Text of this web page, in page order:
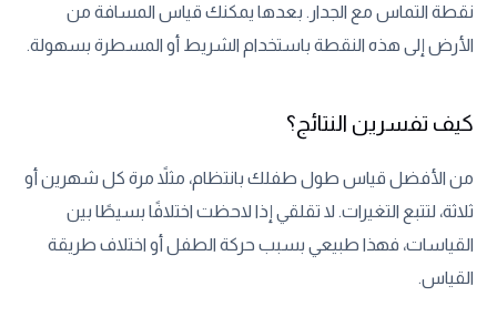
نقطة التماس مع الجدار. بعدها يمكنك قياس المسافة من
الأرض إلى هذه النقطة باستخدام الشريط أو المسطرة بسهولة.
كيف تفسرين النتائج؟
من الأفضل قياس طول طفلك بانتظام، مثلاً مرة كل شهرين أو
ثلاثة، لتتبع التغيرات. لا تقلقي إذا لاحظت اختلافًا بسيطًا بين
القياسات، فهذا طبيعي بسبب حركة الطفل أو اختلاف طريقة
القياس.